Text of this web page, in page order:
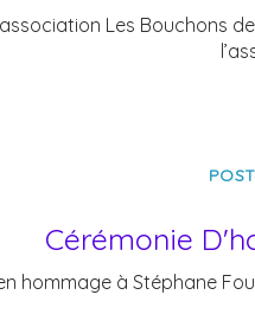
Les Bouchons
Cérémonie
hommage à Stéphane